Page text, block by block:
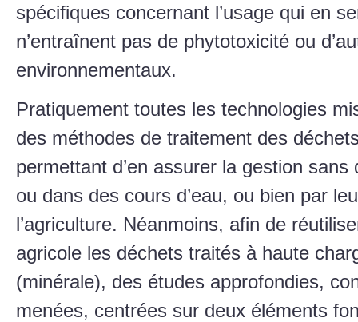
spécifiques concernant l’usage qui en
n’entraînent pas de phytotoxicité ou
environnementaux.
Pratiquement toutes les technologies
des méthodes de traitement des
permettant d’en assurer la gestion
ou dans des cours d’eau, ou bien par
l’agriculture. Néanmoins, afin de
agricole les déchets traités à haute
(minérale), des études approfondies,
menées, centrées sur deux éléments